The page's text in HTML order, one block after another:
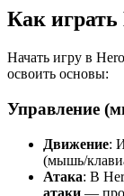
Как
Начать игру в
освоить основы:
Управление
Движение:
(мышь/
Атака: В
атаки —